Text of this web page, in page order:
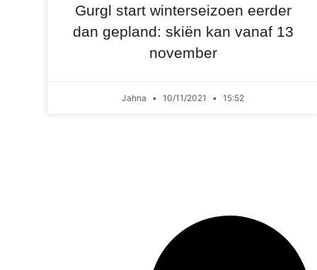
Gurgl start winterseizoen eerder
dan gepland: skiën kan vanaf 13
november
Jahna 10/11/2021 15:52